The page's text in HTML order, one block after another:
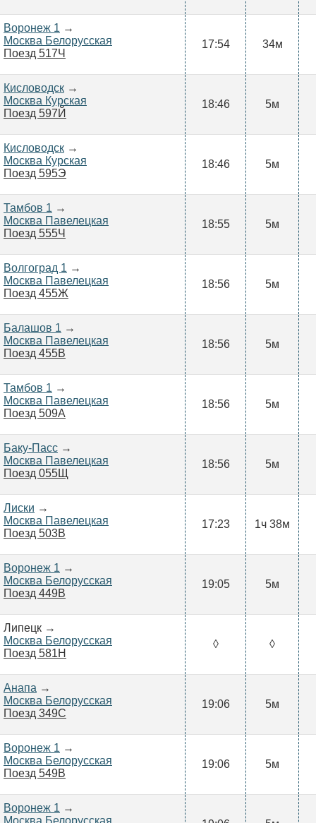
Воронеж 1 →
Москва Белорусская
Поезд 517Ч
17:54 34м
Кисловодск →
Москва Курская
Поезд 597Й
18:46 5м
Кисловодск →
Москва Курская
Поезд 595Э
18:46 5м
Тамбов 1 →
Москва Павелецкая
Поезд 555Ч
18:55 5м
Волгоград 1 →
Москва Павелецкая
Поезд 455Ж
18:56 5м
Балашов 1 →
Москва Павелецкая
Поезд 455В
18:56 5м
Тамбов 1 →
Москва Павелецкая
Поезд 509А
18:56 5м
Баку-Пасс →
Москва Павелецкая
Поезд 055Щ
18:56 5м
Лиски →
Москва Павелецкая
Поезд 503В
17:23 1ч 38м
Воронеж 1 →
Москва Белорусская
Поезд 449В
19:05 5м
Липецк →
Москва Белорусская
Поезд 581Н
◊ ◊
Анапа →
Москва Белорусская
Поезд 349С
19:06 5м
Воронеж 1 →
Москва Белорусская
Поезд 549В
19:06 5м
Воронеж 1 →
Москва Белорусская